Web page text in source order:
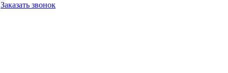
Заказать звонок